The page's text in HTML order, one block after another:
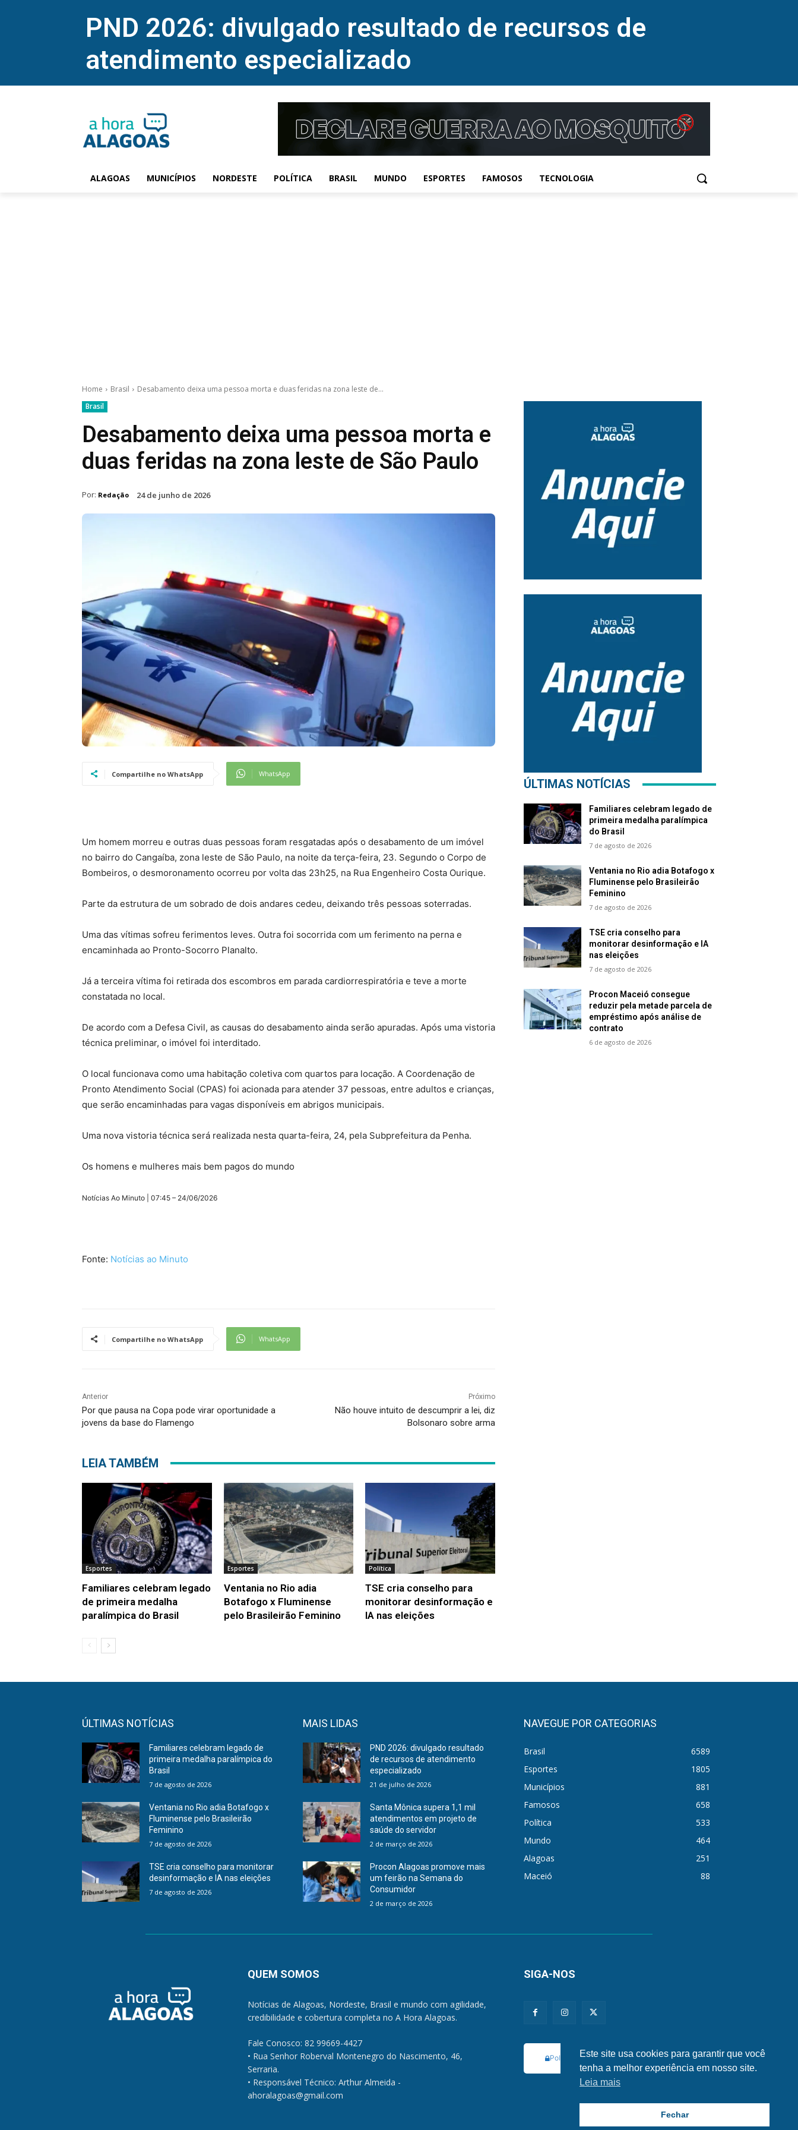
PND 2026: divulgado resultado de recursos de
atendimento especializado
ALAGOAS MUNICÍPIOS NORDESTE POLÍTICA BRASIL MUNDO ESPORTES FAMOSOS TECNOLOGIA
Home Brasil
Desabamento deixa uma pessoa morta e duas feridas na zona leste de...
Brasil
Desabamento deixa uma pessoa morta e
duas feridas na zona leste de São Paulo
Por: Redação 24 de junho de 2026
Compartilhe no WhatsApp WhatsApp
Um homem morreu e outras duas pessoas foram resgatadas após o desabamento de um imóvel
no bairro do Cangaíba, zona leste de São Paulo, na noite da terça-feira, 23. Segundo o Corpo de
Bombeiros, o desmoronamento ocorreu por volta das 23h25, na Rua Engenheiro Costa Ourique.
Parte da estrutura de um sobrado de dois andares cedeu, deixando três pessoas soterradas.
Uma das vítimas sofreu ferimentos leves. Outra foi socorrida com um ferimento na perna e
encaminhada ao Pronto-Socorro Planalto.
Já a terceira vítima foi retirada dos escombros em parada cardiorrespiratória e teve a morte
constatada no local.
De acordo com a Defesa Civil, as causas do desabamento ainda serão apuradas. Após uma vistoria
técnica preliminar, o imóvel foi interditado.
O local funcionava como uma habitação coletiva com quartos para locação. A Coordenação de
Pronto Atendimento Social (CPAS) foi acionada para atender 37 pessoas, entre adultos e crianças,
que serão encaminhadas para vagas disponíveis em abrigos municipais.
Uma nova vistoria técnica será realizada nesta quarta-feira, 24, pela Subprefeitura da Penha.
Os homens e mulheres mais bem pagos do mundo
Notícias Ao Minuto | 07:45 – 24/06/2026
Fonte: Notícias ao Minuto
Compartilhe no WhatsApp WhatsApp
Anterior
Por que pausa na Copa pode virar oportunidade a
jovens da base do Flamengo
Próximo
Não houve intuito de descumprir a lei, diz
Bolsonaro sobre arma
LEIA TAMBÉM
Esportes
Familiares celebram legado
de primeira medalha
paralímpica do Brasil
Esportes
Ventania no Rio adia
Botafogo x Fluminense
pelo Brasileirão Feminino
Política
TSE cria conselho para
monitorar desinformação e
IA nas eleições
ÚLTIMAS NOTÍCIAS
Familiares celebram legado de
primeira medalha paralímpica
do Brasil
7 de agosto de 2026
Ventania no Rio adia Botafogo x
Fluminense pelo Brasileirão
Feminino
7 de agosto de 2026
TSE cria conselho para
monitorar desinformação e IA
nas eleições
7 de agosto de 2026
Procon Maceió consegue
reduzir pela metade parcela de
empréstimo após análise de
contrato
6 de agosto de 2026
ÚLTIMAS NOTÍCIAS
Familiares celebram legado de
primeira medalha paralímpica do
Brasil
7 de agosto de 2026
Ventania no Rio adia Botafogo x
Fluminense pelo Brasileirão
Feminino
7 de agosto de 2026
TSE cria conselho para monitorar
desinformação e IA nas eleições
7 de agosto de 2026
MAIS LIDAS
PND 2026: divulgado resultado
de recursos de atendimento
especializado
21 de julho de 2026
Santa Mônica supera 1,1 mil
atendimentos em projeto de
saúde do servidor
2 de março de 2026
Procon Alagoas promove mais
um feirão na Semana do
Consumidor
2 de março de 2026
NAVEGUE POR CATEGORIAS
Brasil
6589
Esportes
1805
Municípios
881
Famosos
658
Política
533
Mundo
464
Alagoas
251
Maceió
88
QUEM SOMOS
Notícias de Alagoas, Nordeste, Brasil e mundo com agilidade,
credibilidade e cobertura completa no A Hora Alagoas.
Fale Conosco: 82 99669-4427
• Rua Senhor Roberval Montenegro do Nascimento, 46,
Serraria.
• Responsável Técnico: Arthur Almeida -
ahoralagoas@gmail.com
SIGA-NOS
Políticas de Privacidade e Cookies
Este site usa cookies para garantir que você
tenha a melhor experiência em nosso site.
Leia mais
Fechar